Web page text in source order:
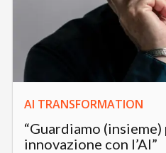
AI TRANSFORMATION
“Guardiamo
innovazione con l’AI”